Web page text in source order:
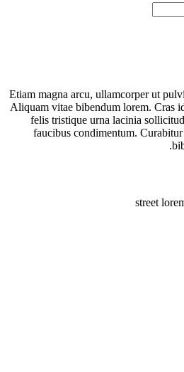
Etiam magna arcu, ullamcorper ut
Aliquam vitae bibendum lorem. Cras
felis tristique urna lacinia
faucibus condimentum.